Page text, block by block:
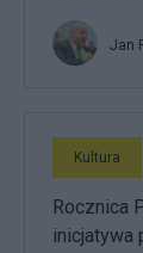
Jan
Kultura
Rocznica
inicjatywa